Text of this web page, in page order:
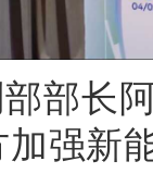
部长
强新